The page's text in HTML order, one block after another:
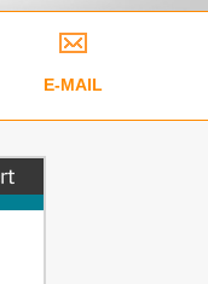
E-MAIL